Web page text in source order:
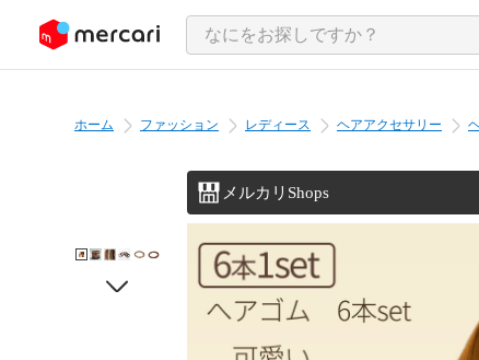
ツにスキップ
ホーム ファッション レディース ヘアアクセサリー
メルカリShops